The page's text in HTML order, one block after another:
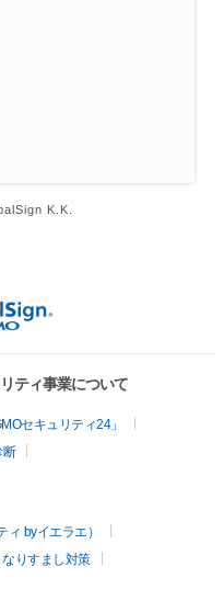
K.K.
ティ事業について
セキュリティ24」
断
byイエラエ）
なりすまし対策